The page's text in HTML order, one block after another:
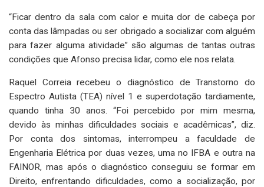
“Ficar dentro da sala com calor e muita dor de cabeça por
conta das lâmpadas ou ser obrigado a socializar com alguém
para fazer alguma atividade” são algumas de tantas outras
condições que Afonso precisa lidar, como ele nos relata.
Raquel Correia recebeu o diagnóstico de Transtorno do
Espectro Autista (TEA) nível 1 e superdotação tardiamente,
quando tinha 30 anos. “Foi percebido por mim mesma,
devido às minhas dificuldades sociais e acadêmicas”, diz.
Por conta dos sintomas, interrompeu a faculdade de
Engenharia Elétrica por duas vezes, uma no IFBA e outra na
FAINOR, mas após o diagnóstico conseguiu se formar em
Direito, enfrentando dificuldades, como a socialização, por